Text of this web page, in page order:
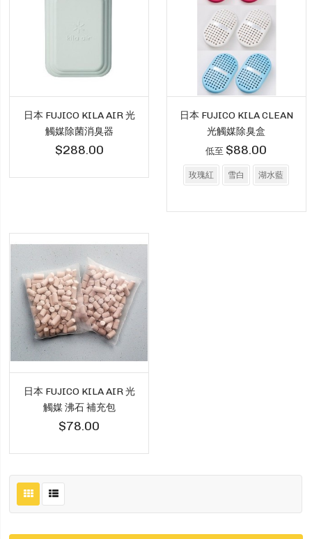
日本 FUJICO KILA AIR 光
觸媒除菌消臭器
$288.00
日本 FUJICO KILA CLEAN
光觸媒除臭盒
低至 $88.00
玫瑰紅 雪白 湖水藍
日本 FUJICO KILA AIR 光
觸媒 沸石 補充包
$78.00